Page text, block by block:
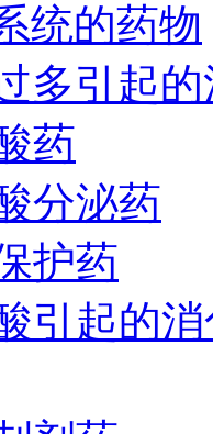
统的药物
多引起
药
分泌药
护药
引起的